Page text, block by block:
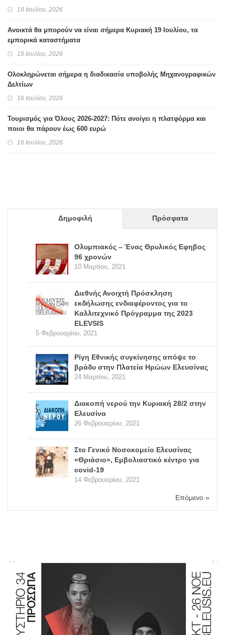
19 Ιουλίου, 2026
Ανοικτά θα μπορούν να είναι σήμερα Κυριακή 19 Ιουλίου, τα
εμπορικά καταστήματα
19 Ιουλίου, 2026
Ολοκληρώνεται σήμερα η διαδικασία υποβολής Μηχανογραφικών
Δελτίων
16 Ιουλίου, 2026
Τουρισμός για Όλους 2026-2027: Πότε ανοίγει η πλατφόρμα και
ποιοι θα πάρουν έως 600 ευρώ
16 Ιουλίου, 2026
Δημοφιλή Πρόσφατα
Ολυμπιακός – Ένας Θρυλικός Εφηβος
96 χρονών
10 Μαρτίου, 2021
Διεθνής Ανοιχτή Πρόσκληση
εκδήλωσης ενδιαφέροντος για το
Καλλιτεχνικό Πρόγραμμα της 2023
ELEVSIS
5 Φεβρουαρίου, 2021
Ρίγη Εθνικής συγκίνησης απόψε το
βράδυ στην Πλατεία Ηρώων Ελευσίνας
24 Μαρτίου, 2021
Διακοπή νερού την Κυριακή 28/2 στην
Ελευσίνα
26 Φεβρουαρίου, 2021
Στο Γενικό Νοσοκομείο Ελευσίνας
«Θριάσιο», Εμβολιαστικό κέντρο για
covid-19
14 Φεβρουαρίου, 2021
Επόμενο »